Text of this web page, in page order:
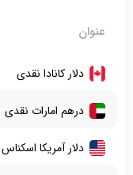
عنوان
دلار کانادا نقدی
درهم امارات نقدی
دلار آمریکا اسکناس